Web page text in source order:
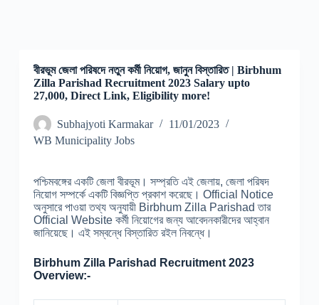
বীরভূম জেলা পরিষদে নতুন কর্মী নিয়োগ, জানুন বিস্তারিত | Birbhum
Zilla Parishad Recruitment 2023 Salary upto
27,000, Direct Link, Eligibility more!
Subhajyoti Karmakar
11/01/2023
WB Municipality Jobs
পশ্চিমবঙ্গের একটি জেলা বীরভূম। সম্প্রতি এই জেলায়, জেলা পরিষদ
নিয়োগ সম্পর্কে একটি বিজ্ঞপ্তি প্রকাশ করেছে। Official Notice
অনুসারে পাওয়া তথ্য অনুযায়ী Birbhum Zilla Parishad তার
Official Website কর্মী নিয়োগের জন্য আবেদনকারীদের আহ্বান
জানিয়েছে। এই সম্বন্ধে বিস্তারিত রইল নিবন্ধে।
Birbhum Zilla Parishad Recruitment 2023
Overview:-